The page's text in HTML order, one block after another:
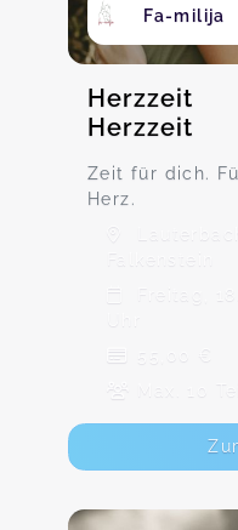
Fa-milija
Herzzeit
Herzzeit
Zeit für dich.
Herz.
Falkenstein
Freitag,
55,00 €
Max. 10